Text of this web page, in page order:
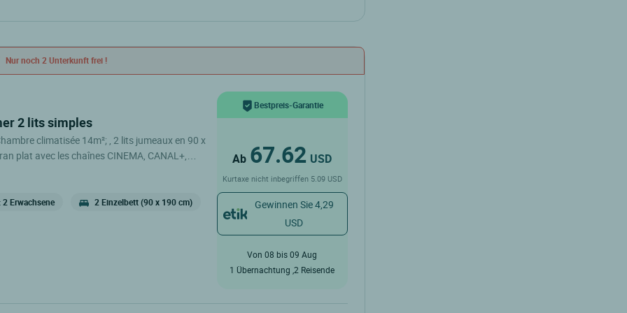
Nur noch 2 Unterkunft frei !
2 lits simples
climatisée 14m²; , 2 lits jumeaux en 90 x
SPORT, WIFI FIBRE gratuit, Salle de bain avec
Erwachsene 2 Einzelbett (90 x 190 cm)
Bestpreis-Garantie
Ab 67.62 USD
Kurtaxe nicht inbegriffen 5.09 USD
Gewinnen Sie 4,29
USD
Von 08 bis 09 Aug
1 Übernachtung ,2 Reisende